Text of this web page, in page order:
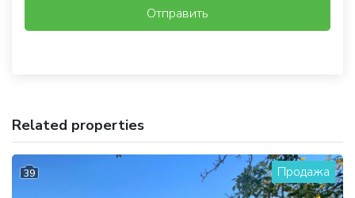
Отправить
Related properties
39 Продажа